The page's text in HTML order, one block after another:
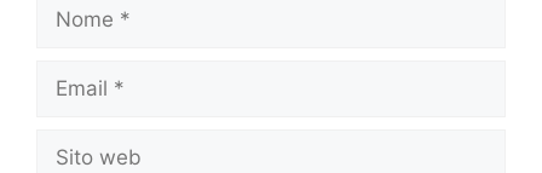
Nome
Email
Sito